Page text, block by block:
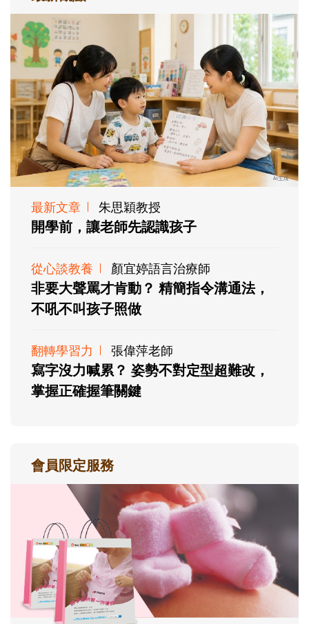
最新文章 朱思穎教授
開學前，讓老師先認識孩子
從心談教養 顏宜婷語言治療師
非要大聲罵才肯動？ 精簡指令溝通法，
不吼不叫孩子照做
翻轉學習力 張偉萍老師
寫字沒力喊累？ 姿勢不對定型超難改，
掌握正確握筆關鍵
會員限定服務